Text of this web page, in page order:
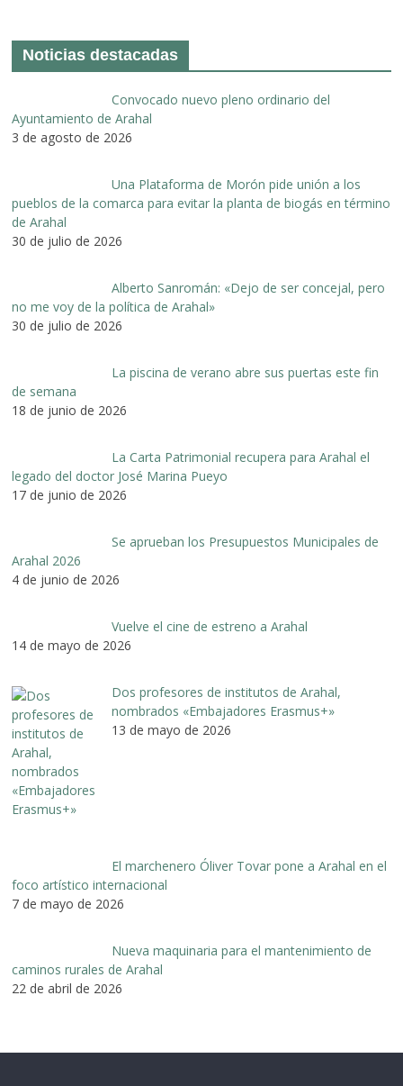
Noticias destacadas
Convocado nuevo pleno ordinario del
Ayuntamiento de Arahal
3 de agosto de 2026
Una Plataforma de Morón pide unión a los
pueblos de la comarca para evitar la planta de biogás en término
de Arahal
30 de julio de 2026
Alberto Sanromán: «Dejo de ser concejal, pero
no me voy de la política de Arahal»
30 de julio de 2026
La piscina de verano abre sus puertas este fin
de semana
18 de junio de 2026
La Carta Patrimonial recupera para Arahal el
legado del doctor José Marina Pueyo
17 de junio de 2026
Se aprueban los Presupuestos Municipales de
Arahal 2026
4 de junio de 2026
Vuelve el cine de estreno a Arahal
14 de mayo de 2026
Dos profesores de institutos de Arahal,
nombrados «Embajadores Erasmus+»
13 de mayo de 2026
El marchenero Óliver Tovar pone a Arahal en el
foco artístico internacional
7 de mayo de 2026
Nueva maquinaria para el mantenimiento de
caminos rurales de Arahal
22 de abril de 2026